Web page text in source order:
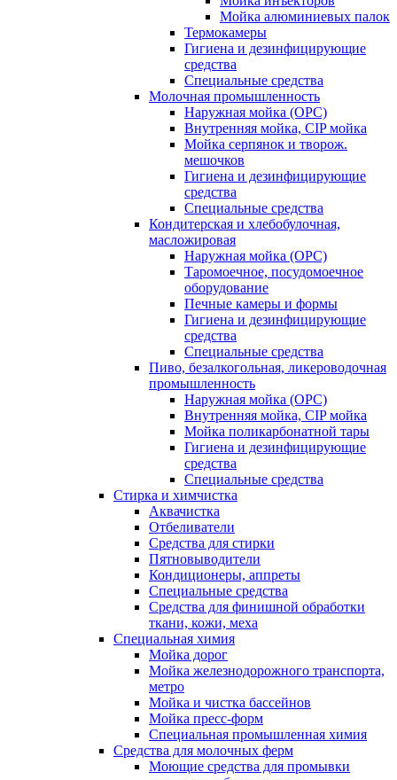
Мойка алюминиевых палок
Термокамеры
Гигиена и дезинфицирующие
средства
Специальные средства
Молочная промышленность
Наружная мойка (ОРС)
Внутренняя мойка, CIP мойка
Мойка серпянок и творож.
мешочков
Гигиена и дезинфицирующие
средства
Специальные средства
Кондитерская и хлебобулочная,
масложировая
Наружная мойка (ОРС)
Таромоечное, посудомоечное
оборудование
Печные камеры и формы
Гигиена и дезинфицирующие
средства
Специальные средства
Пиво, безалкогольная, ликероводочная
промышленность
Наружная мойка (ОРС)
Внутренняя мойка, CIP мойка
Мойка поликарбонатной тары
Гигиена и дезинфицирующие
средства
Специальные средства
Стирка и химчистка
Аквачистка
Отбеливатели
Средства для стирки
Пятновыводители
Кондиционеры, аппреты
Специальные средства
Средства для финишной обработки
ткани, кожи, меха
Специальная химия
Мойка дорог
Мойка железнодорожного транспорта,
метро
Мойка и чистка бассейнов
Мойка пресс-форм
Специальная промышленная химия
Средства для молочных ферм
Моющие средства для промывки